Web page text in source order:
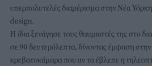
υπερπολυτελές διαμέρισμα στην Νέα Υόρκη
design.
Η ίδια ξενάγησε τους θαυμαστές της στο
σε 90 δευτερόλεπτα, δίνοντας έμφαση στην
κρεβατοκάμαρα που αν τα έβλεπε η